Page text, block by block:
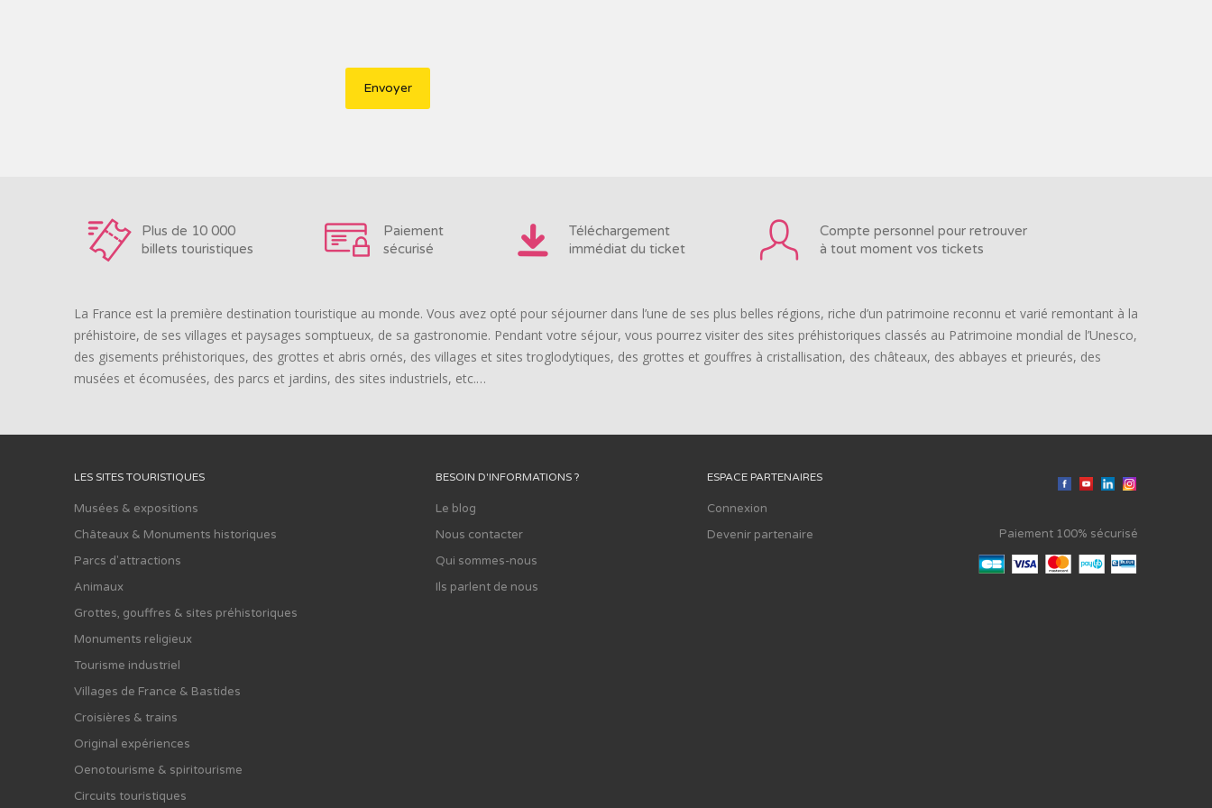
Plus de 10 000
billets touristiques
Paiement
sécurisé
Téléchargement
immédiat du ticket
Compte personnel pour retrouver
à tout moment vos tickets
La France est la première destination touristique au monde. Vous avez opté pour séjourner dans l’une de ses plus belles régions, riche d’un patrimoine reconnu et varié remontant à la
préhistoire, de ses villages et paysages somptueux, de sa gastronomie. Pendant votre séjour, vous pourrez visiter des sites préhistoriques classés au Patrimoine mondial de l’Unesco,
des gisements préhistoriques, des grottes et abris ornés, des villages et sites troglodytiques, des grottes et gouffres à cristallisation, des châteaux, des abbayes et prieurés, des
musées et écomusées, des parcs et jardins, des sites industriels, etc.…
LES SITES TOURISTIQUES
Musées & expositions
Châteaux & Monuments historiques
Parcs d'attractions
Animaux
Grottes, gouffres & sites préhistoriques
Monuments religieux
Tourisme industriel
Villages de France & Bastides
Croisières & trains
Original expériences
Oenotourisme & spiritourisme
Circuits touristiques
BESOIN D'INFORMATIONS ?
Le blog
Nous contacter
Qui sommes-nous
Ils parlent de nous
ESPACE PARTENAIRES
Connexion
Devenir partenaire
Paiement 100% sécurisé